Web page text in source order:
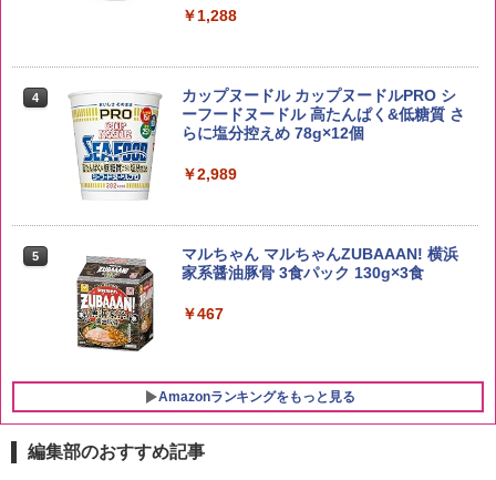
4
by Amazon あきたこまちブレンド 無洗
米 5kg
￥3,396
5 新潟県産新之助 無洗米 5kg 令和7年産
￥4,536
4
トリスウイスキー 4000ml サントリー 大
容量 4リットル
5
サントリー シングルモルト ウイスキー
白州 Story of the Distillery 2026 化粧箱
入 700ml
￥20,000
￥1,288
4
カップヌードル カップヌードルPRO シ
ーフードヌードル 高たんぱく&低糖質 さ
らに塩分控えめ 78g×12個
￥2,989
5
マルちゃん マルちゃんZUBAAAN! 横浜
家系醤油豚骨 3食パック 130g×3食
￥467
Amazonランキングをもっと見る
編集部のおすすめ記事